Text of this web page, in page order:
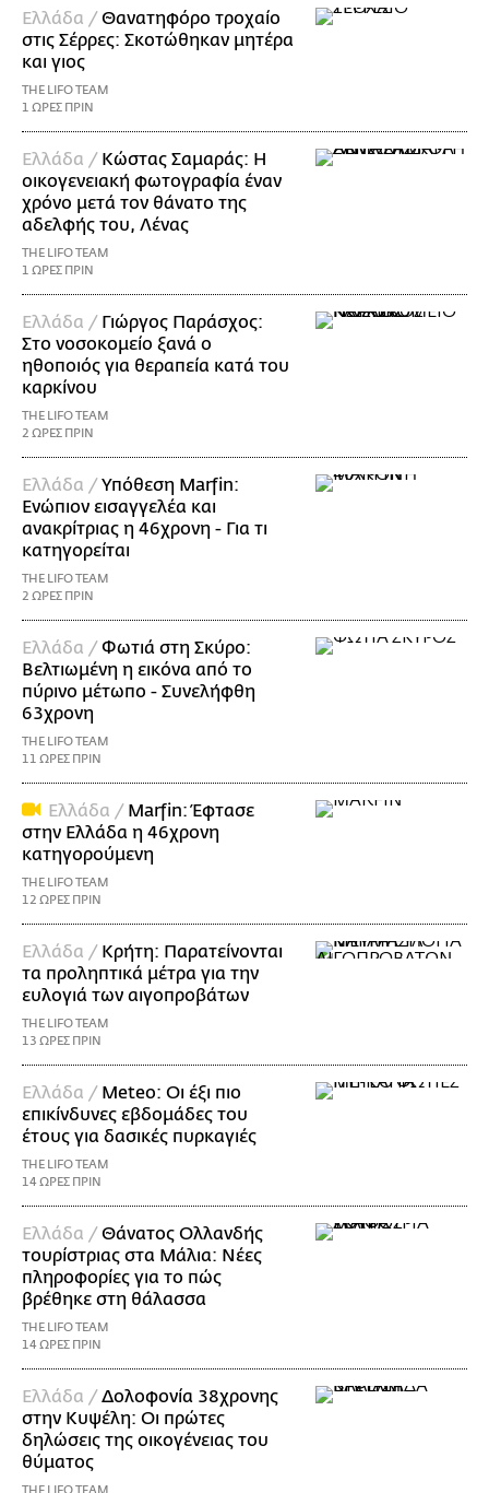
Ελλάδα /Θανατηφόρο τροχαίο
στις Σέρρες: Σκοτώθηκαν μητέρα
και γιος
THE LIFO TEAM
1 ΩΡΕΣ ΠΡΙΝ
Ελλάδα / Κώστας Σαμαράς: Η
οικογενειακή φωτογραφία έναν
χρόνο μετά τον θάνατο της
αδελφής του, Λένας
THE LIFO TEAM
1 ΩΡΕΣ ΠΡΙΝ
Ελλάδα / Γιώργος Παράσχος:
Στο νοσοκομείο ξανά ο
ηθοποιός για θεραπεία κατά του
καρκίνου
THE LIFO TEAM
2 ΩΡΕΣ ΠΡΙΝ
Ελλάδα /Υπόθεση Marfin:
Ενώπιον εισαγγελέα και
ανακρίτριας η 46χρονη - Για τι
κατηγορείται
THE LIFO TEAM
2 ΩΡΕΣ ΠΡΙΝ
Ελλάδα /Φωτιά στη Σκύρο:
Βελτιωμένη η εικόνα από το
πύρινο μέτωπο - Συνελήφθη
63χρονη
THE LIFO TEAM
11 ΩΡΕΣ ΠΡΙΝ
Ελλάδα / Marfin: Έφτασε
στην Ελλάδα η 46χρονη
κατηγορούμενη
THE LIFO TEAM
12 ΩΡΕΣ ΠΡΙΝ
Ελλάδα / Κρήτη: Παρατείνονται
τα προληπτικά μέτρα για την
ευλογιά των αιγοπροβάτων
THE LIFO TEAM
13 ΩΡΕΣ ΠΡΙΝ
Ελλάδα / Meteo: Οι έξι πιο
επικίνδυνες εβδομάδες του
έτους για δασικές πυρκαγιές
THE LIFO TEAM
14 ΩΡΕΣ ΠΡΙΝ
Ελλάδα /Θάνατος Ολλανδής
τουρίστριας στα Μάλια: Νέες
πληροφορίες για το πώς
βρέθηκε στη θάλασσα
THE LIFO TEAM
14 ΩΡΕΣ ΠΡΙΝ
Ελλάδα /Δολοφονία 38χρονης
στην Κυψέλη: Οι πρώτες
δηλώσεις της οικογένειας του
θύματος
THE LIFO TEAM